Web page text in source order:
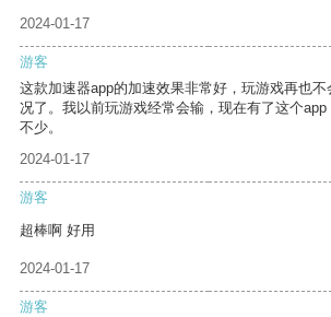
2024-01-17
游客
这款加速器app的加速效果非常好，玩游戏再也
况了。我以前玩游戏经常会输，现在有了这个
不少。
2024-01-17
游客
超棒啊 好用
2024-01-17
游客